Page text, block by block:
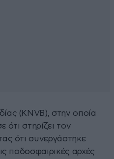
(KNVB), στην οποία
ότι στηρίζει τον
ότι συνεργάστηκε
ποδοσφαιρικές αρχές